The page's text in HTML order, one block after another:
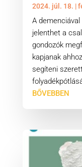
2024. júl. 18. |
A
jelenthet a
gondozók
kapjanak
segíteni
BŐVEBBEN